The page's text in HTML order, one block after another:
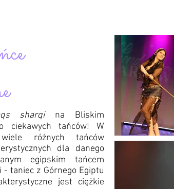
sharqi na Bliskim
ciekawych tańców! W
różnych tańców
dla danego
egipskim tańcem
taniec z Górnego Egiptu
jest ciężkie